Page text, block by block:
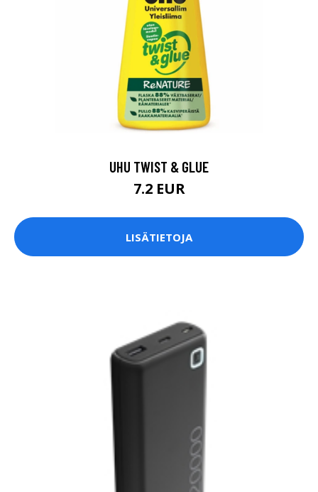
UHU TWIST & GLUE
7.2 EUR
LISÄTIETOJA